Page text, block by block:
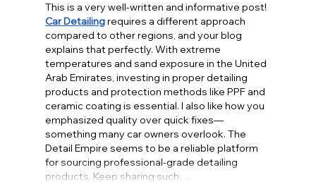
This is a very well-written and informative post!
Car Detailing requires a different approach
compared to other regions, and your blog
explains that perfectly. With extreme
temperatures and sand exposure in the United
Arab Emirates, investing in proper detailing
products and protection methods like PPF and
ceramic coating is essential. I also like how you
emphasized quality over quick fixes—
something many car owners overlook. The
Detail Empire seems to be a reliable platform
for sourcing professional-grade detailing
products. Keep sharing such…